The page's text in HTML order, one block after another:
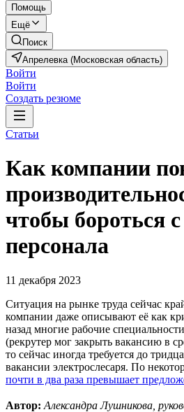
Помощь
Ещё
Поиск
Апрелевка (Московская область)
Войти
Войти
Создать резюме
Статьи
Как компании
чтобы бороться
персонала
11 декабря 2023
Ситуация на рынке труда сейчас
компании даже описывают её как
назад многие рабочие
(рекрутер мог закрыть вакансию в
то сейчас иногда требуется до
вакансии электрослесаря. По
почти в два раза превышает
Автор: Александра Лушникова,